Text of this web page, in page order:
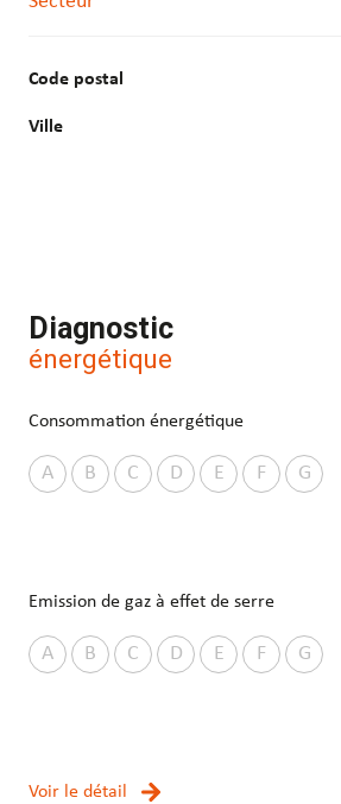
Code postal
Ville
Diagnostic
énergétique
Consommation énergétique
A B C D E F G
Emission de gaz à effet de serre
A B C D E F G
Voir le détail